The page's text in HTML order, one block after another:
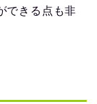
できる点も非